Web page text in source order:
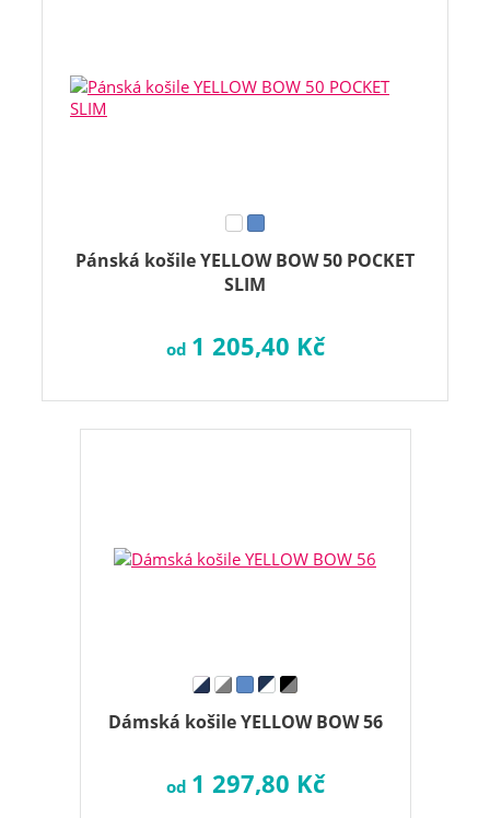
Pánská košile YELLOW BOW 50 POCKET
SLIM
od 1 205,40 Kč
Dámská košile YELLOW BOW 56
od 1 297,80 Kč